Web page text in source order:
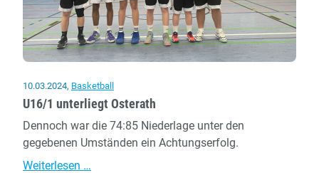
10.03.2024, Basketball
U16/1 unterliegt Osterath
Dennoch war die 74:85 Niederlage unter den
gegebenen Umständen ein Achtungserfolg.
Weiterlesen …